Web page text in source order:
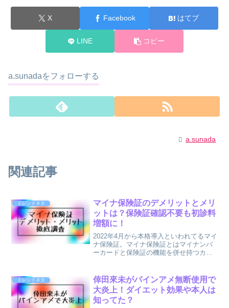
X Facebook はてブ
LINE コピー
a.sunadaをフォローする
a.sunada
関連記事
トレンドネタ
マイナ保険証のデメリットとメリ
ットは？保険証確認不要も初診料
増額に！
2022年4月から本格導入といわれてるマイ
ナ保険証。マイナ保険証とはマイナンバ
ーカードと保険証の機能を併せ持つカー
マイナ保険証になると提示不要になるそ
うですが、その一方...
トレンドネタ
倖田來未がパインアメ無断使用で
大炎上！ダイエット効果や本人は
知ってた？